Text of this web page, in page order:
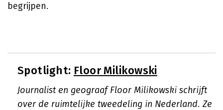
begrijpen.
Spotlight: Floor Milikowski
Journalist en geograaf Floor Milikowski schrijft
over de ruimtelijke tweedeling in Nederland. Ze